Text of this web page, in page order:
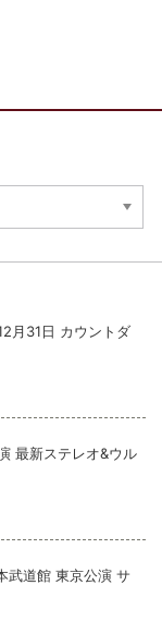
高音質
公演 IEM/AUD 完
公演 FHD 完
フィールド公演 完
完全収録！
公演 FHD 完
SBD 完全収録！
月31日 カウントダ
最新ステレオ&ウル
武道館 東京公演 サ